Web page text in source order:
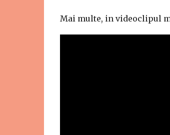
Mai multe, in videoclipul